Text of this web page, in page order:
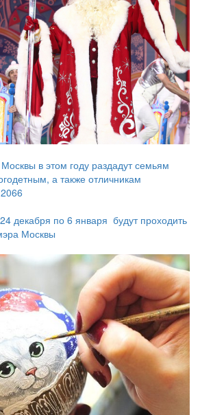
в этом году раздадут семьям
а также отличникам
декабря по 6 января будут проходить
Москвы